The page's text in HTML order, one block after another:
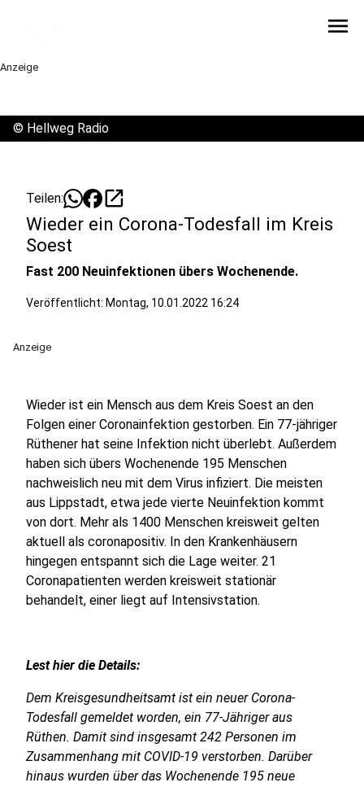
menu
Anzeige
© Hellweg Radio
Teilen: open_in_new
Wieder ein Corona-Todesfall im Kreis
Soest
Fast 200 Neuinfektionen übers Wochenende.
Veröffentlicht: Montag, 10.01.2022 16:24
Anzeige
Wieder ist ein Mensch aus dem Kreis Soest an den
Folgen einer Coronainfektion gestorben. Ein 77-jähriger
Rüthener hat seine Infektion nicht überlebt. Außerdem
haben sich übers Wochenende 195 Menschen
nachweislich neu mit dem Virus infiziert. Die meisten
aus Lippstadt, etwa jede vierte Neuinfektion kommt
von dort. Mehr als 1400 Menschen kreisweit gelten
aktuell als coronapositiv. In den Krankenhäusern
hingegen entspannt sich die Lage weiter. 21
Coronapatienten werden kreisweit stationär
behandelt, einer liegt auf Intensivstation.
Lest hier die Details:
Dem Kreisgesundheitsamt ist ein neuer Corona-
Todesfall gemeldet worden, ein 77-Jähriger aus
Rüthen. Damit sind insgesamt 242 Personen im
Zusammenhang mit COVID-19 verstorben. Darüber
hinaus wurden über das Wochenende 195 neue